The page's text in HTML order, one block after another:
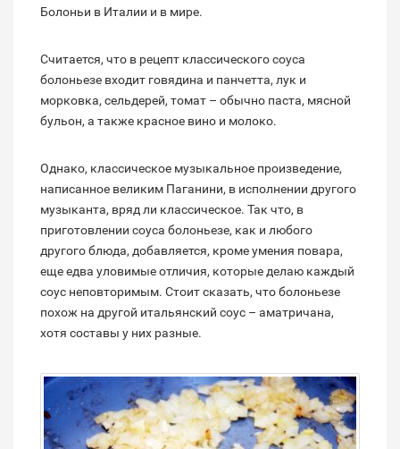
Болоньи в Италии и в мире.
Считается, что в рецепт классического соуса
болоньезе входит говядина и панчетта, лук и
морковка, сельдерей, томат – обычно паста, мясной
бульон, а также красное вино и молоко.
Однако, классическое музыкальное произведение,
написанное великим Паганини, в исполнении другого
музыканта, вряд ли классическое. Так что, в
приготовлении соуса болоньезе, как и любого
другого блюда, добавляется, кроме умения повара,
еще едва уловимые отличия, которые делаю каждый
соус неповторимым. Стоит сказать, что болоньезе
похож на другой итальянский соус – аматричана,
хотя составы у них разные.